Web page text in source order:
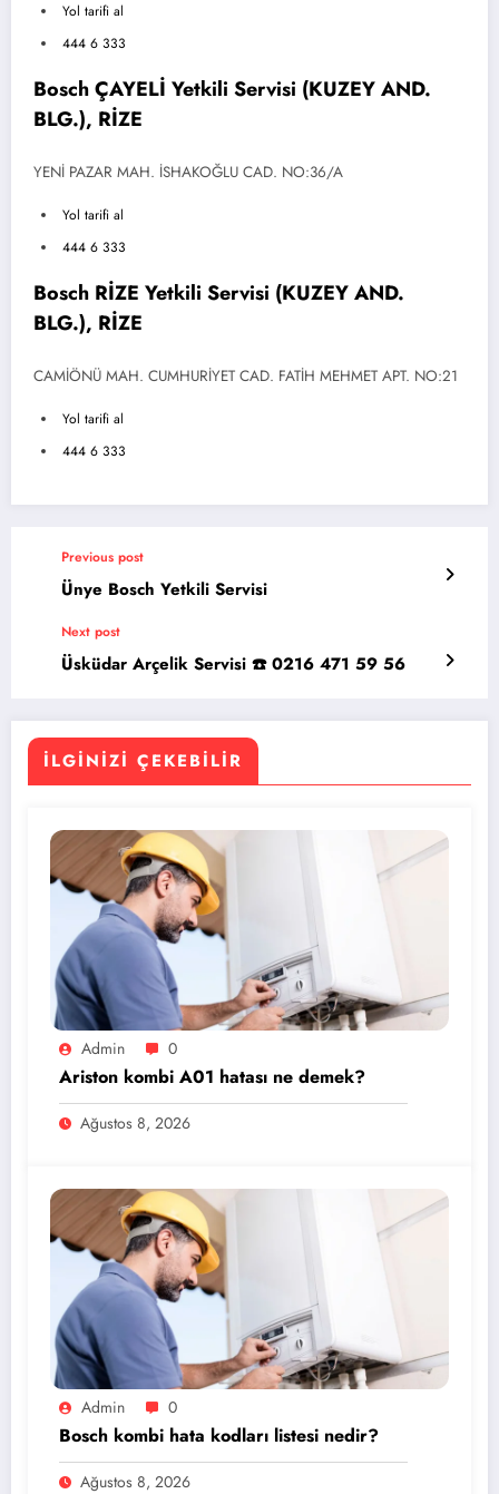
Yol tarifi al
444 6 333
Bosch ÇAYELİ Yetkili Servisi (KUZEY AND.
BLG.), RİZE
YENİ PAZAR MAH. İSHAKOĞLU CAD. NO:36/A
Yol tarifi al
444 6 333
Bosch RİZE Yetkili Servisi (KUZEY AND.
BLG.), RİZE
CAMİÖNÜ MAH. CUMHURİYET CAD. FATİH MEHMET APT. NO:21
Yol tarifi al
444 6 333
Previous post
Ünye Bosch Yetkili Servisi
Next post
Üsküdar Arçelik Servisi ☎️ 0216 471 59 56
İLGINIZI ÇEKEBILIR
Admin 0
Ariston kombi A01 hatası ne demek?
Ağustos 8, 2026
Admin 0
Bosch kombi hata kodları listesi nedir?
Ağustos 8, 2026